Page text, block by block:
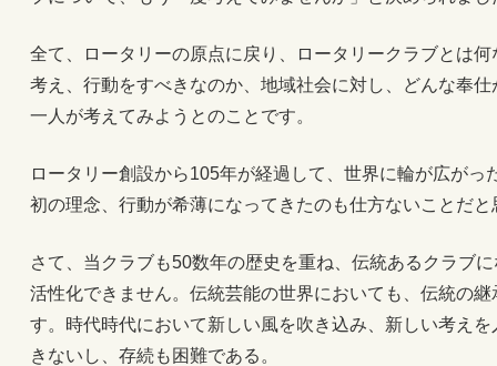
全て、ロータリーの原点に戻り、ロータリークラブとは
考え、行動をすべきなのか、地域社会に対し、どんな奉
一人が考えてみようとのことです。
ロータリー創設から105年が経過して、世界に輪が広が
初の理念、行動が希薄になってきたのも仕方ないことだと
さて、当クラブも50数年の歴史を重ね、伝統あるクラブ
活性化できません。伝統芸能の世界においても、伝統の
す。時代時代において新しい風を吹き込み、新しい考え
きないし、存続も困難である。